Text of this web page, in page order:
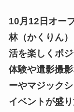
10月12日オー
林（かくりん
活を楽しくポ
体験や遺影撮
ーやマジック
イベントが盛